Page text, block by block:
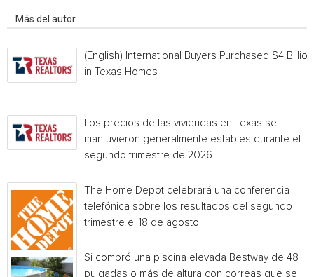
Más del autor
(English) International Buyers Purchased $4 Billion
in Texas Homes
Los precios de las viviendas en Texas se
mantuvieron generalmente estables durante el
segundo trimestre de 2026
The Home Depot celebrará una conferencia
telefónica sobre los resultados del segundo
trimestre el 18 de agosto
Si compró una piscina elevada Bestway de 48
pulgadas o más de altura con correas que se